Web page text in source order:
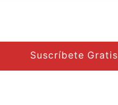
Suscríbete Gratis